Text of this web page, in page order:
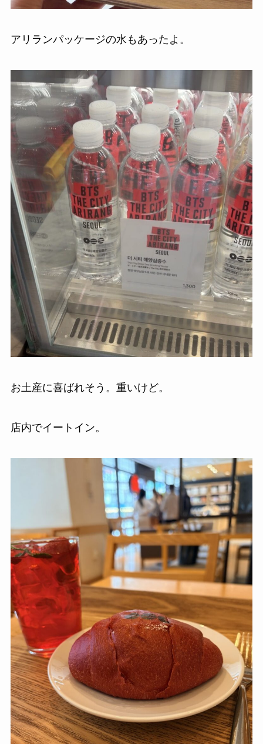
アリランパッケージの水もあったよ。
お土産に喜ばれそう。重いけど。
店内でイートイン。